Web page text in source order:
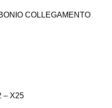
COLLEGAMENTO
– X25